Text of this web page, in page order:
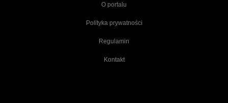
O portalu
Polityka prywatności
Regulamin
Kontakt